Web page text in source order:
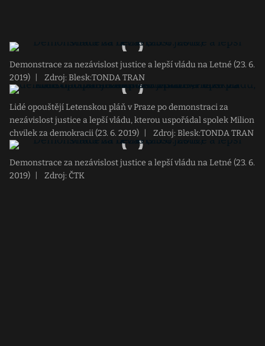
Demonstrace za nezávislost justice a lepší vládu na Letné (23. 6.
2019)
Zdroj: Blesk:TONDA TRAN
Lidé opouštějí Letenskou pláň v Praze po demonstraci za
nezávislost justice a lepší vládu, kterou uspořádal spolek Milion
chvilek za demokracii (23. 6. 2019)
Zdroj: Blesk:TONDA TRAN
Demonstrace za nezávislost justice a lepší vládu na Letné (23. 6.
2019)
Zdroj: ČTK